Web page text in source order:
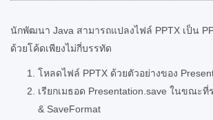
นักพัฒนา Java สามารถแปลงไฟล์ PPTX เป็น
ด้วยโค้ดเพียงไม่กี่บรรทัด
โหลดไฟล์ PPTX ด้วยตัวอย่างของ
เรียกเมธอด Presentation.save ในขณะ
& SaveFormat